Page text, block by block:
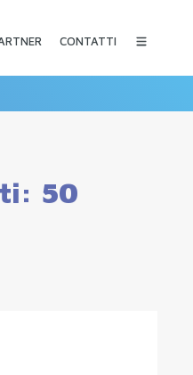
CONTATTI
50